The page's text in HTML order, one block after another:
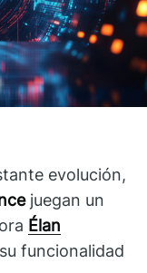
evolución,
juegan un
Élan
funcionalidad